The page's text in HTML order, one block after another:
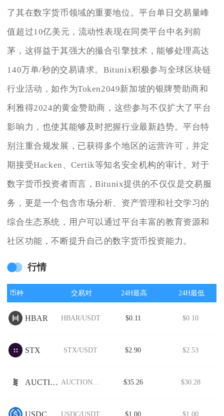
了其在数字货币领域的重要地位。平台单日交易量峰
值超过10亿美元，流动性表现在同类平台中名列前
茅，这得益于其强大的撮合引擎技术，能够处理高达
140万单/秒的交易请求。Bitunix积极参与全球区块链
行业活动，如作为Token2049新加坡的银牌赞助商和
利雅得2024的黄金赞助商，这些参与不仅扩大了平台
影响力，也使其能够及时把握行业最新趋势。平台特
别注重合规发展，已获得多个地区的运营许可，并定
期接受Hacken、Certik等知名安全机构的审计。对于
数字货币投资者而言，Bitunix提供的不仅仅是交易服
务，更是一个包含市场分析、资产管理和社交学习的
综合生态系统，用户可以通过平台丰富的教育资源和
社区功能，不断提升自己的数字货币投资能力。
行情
币种 交易对 24H最高 24H最低
HBAR HBAR/USDT $0.11 $0.10
STX STX/USDT $2.90 $2.53
AUCTION AUCTION/USDT $35.26 $30.28
USDC/USDT $1.00 $1.00